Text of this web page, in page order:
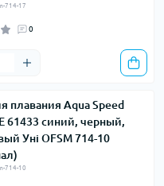
714-17
0
плавания Aqua Speed
61433 синий, черный,
Уні OFSM 714-10
714-10